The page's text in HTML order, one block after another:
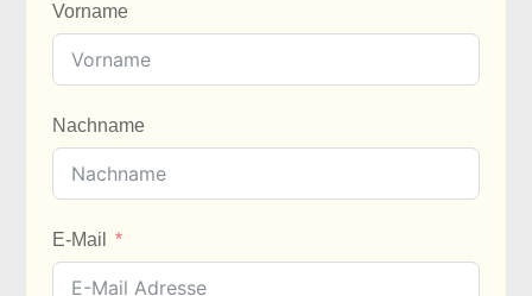
Vorname
Nachname
E-Mail